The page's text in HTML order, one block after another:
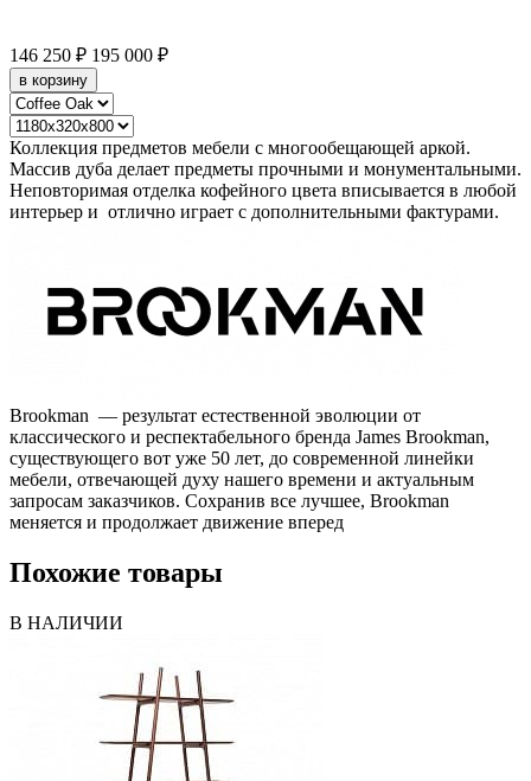
146 250 ₽ 195 000 ₽
в корзину
Коллекция предметов мебели с многообещающей аркой.
Массив дуба делает предметы прочными и монументальными.
Неповторимая отделка кофейного цвета вписывается в любой
интерьер и отлично играет с дополнительными фактурами.
Brookman — результат естественной эволюции от
классического и респектабельного бренда James Brookman,
существующего вот уже 50 лет, до современной линейки
мебели, отвечающей духу нашего времени и актуальным
запросам заказчиков. Сохранив все лучшее, Brookman
меняется и продолжает движение вперед
Похожие товары
В НАЛИЧИИ